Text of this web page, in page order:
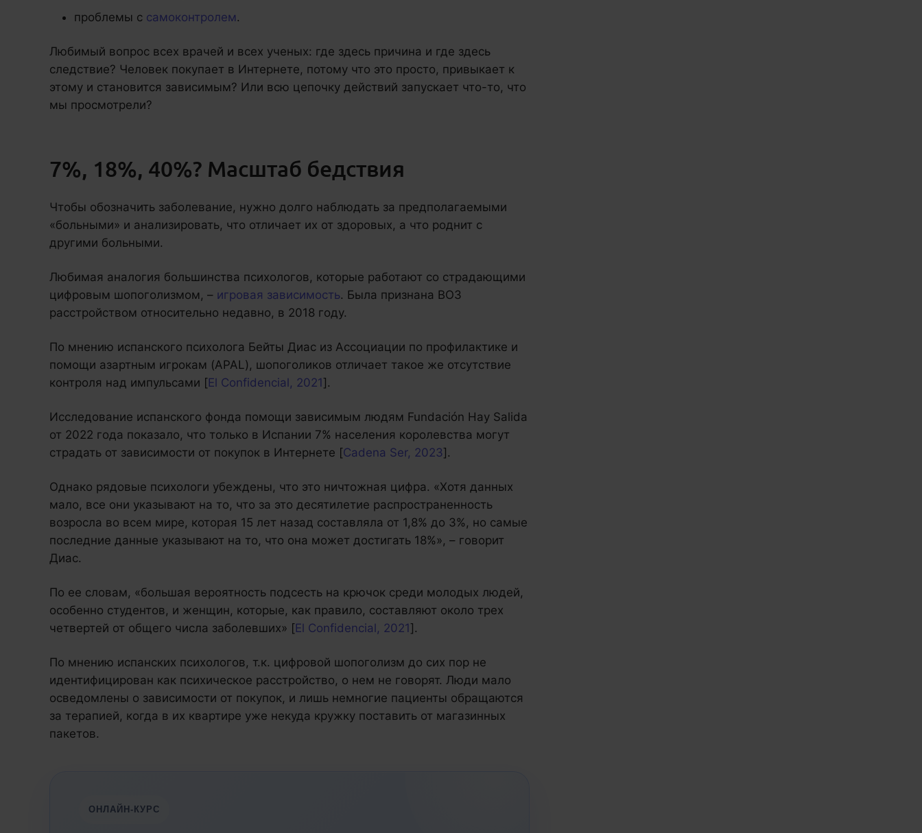
проблемы с самоконтролем.
Любимый вопрос всех врачей и всех ученых: где здесь причина и где здесь
следствие? Человек покупает в Интернете, потому что это просто, привыкает к
этому и становится зависимым? Или всю цепочку действий запускает что-то, что
мы просмотрели?
7%, 18%, 40%? Масштаб бедствия
Чтобы обозначить заболевание, нужно долго наблюдать за предполагаемыми
«больными» и анализировать, что отличает их от здоровых, а что роднит с
другими больными.
Любимая аналогия большинства психологов, которые работают со страдающими
цифровым шопоголизмом, – игровая зависимость. Была признана ВОЗ
расстройством относительно недавно, в 2018 году.
По мнению испанского психолога Бейты Диас из Ассоциации по профилактике и
помощи азартным игрокам (APAL), шопоголиков отличает такое же отсутствие
контроля над импульсами [El Confidencial, 2021].
Исследование испанского фонда помощи зависимым людям Fundación Hay Salida
от 2022 года показало, что только в Испании 7% населения королевства могут
страдать от зависимости от покупок в Интернете [Cadena Ser, 2023].
Однако рядовые психологи убеждены, что это ничтожная цифра. «Хотя данных
мало, все они указывают на то, что за это десятилетие распространенность
возросла во всем мире, которая 15 лет назад составляла от 1,8% до 3%, но самые
последние данные указывают на то, что она может достигать 18%», – говорит
Диас.
По ее словам, «большая вероятность подсесть на крючок среди молодых людей,
особенно студентов, и женщин, которые, как правило, составляют около трех
четвертей от общего числа заболевших» [El Confidencial, 2021].
По мнению испанских психологов, т.к. цифровой шопоголизм до сих пор не
идентифицирован как психическое расстройство, о нем не говорят. Люди мало
осведомлены о зависимости от покупок, и лишь немногие пациенты обращаются
за терапией, когда в их квартире уже некуда кружку поставить от магазинных
пакетов.
ОНЛАЙН-КУРС